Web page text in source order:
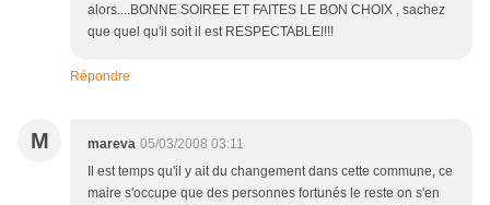
alors....BONNE SOIREE ET FAITES LE BON CHOIX , sachez
que quel qu'il soit il est RESPECTABLE!!!!
Répondre
M mareva 05/03/2008 03:11
Il est temps qu'il y ait du changement dans cette commune, ce
maire s'occupe que des personnes fortunés le reste on s'en